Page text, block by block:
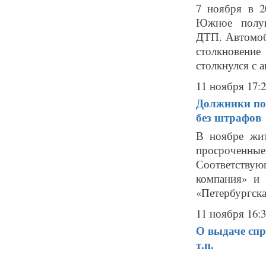
7 ноября в
Южное
ДТП.
столкнулся
11 ноября
Должники по
без штрафов
В ноябре
компания»
11 ноября
О выдаче
т.п.